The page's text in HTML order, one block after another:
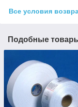
Все условия
Подобные